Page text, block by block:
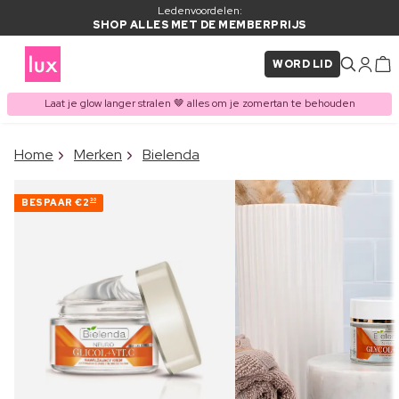
Ledenvoordelen:
SHOP ALLES MET DE MEMBERPRIJS
WORD LID
Laat je glow langer stralen 🤎 alles om je zomertan te behouden
ITEM TOEGEVOEGD AAN
Home Merken Bielenda
BESPAAR €2 30